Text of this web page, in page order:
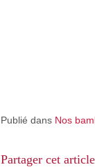
Publié dans Nos
Partager cet article